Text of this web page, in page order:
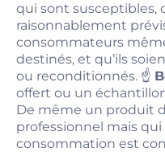
qui sont susceptibles,
raisonnablement
consommateurs
destinés, et qu’ils
ou reconditionnés. ☝️
offert ou un
De même un produit
professionnel mais qui
consommation est